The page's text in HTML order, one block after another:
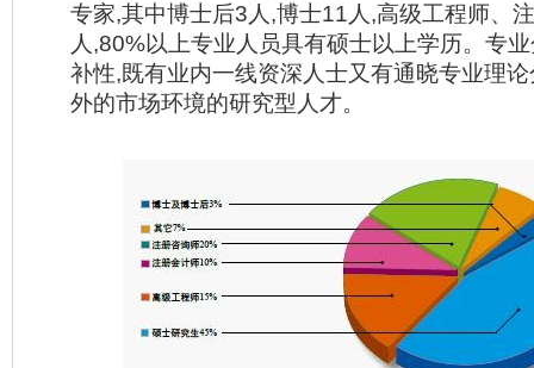
专家,其中博士后3人,博士11人,高级工程师、
人,80%以上专业人员具有硕士以上学历。专
补性,既有业内一线资深人士又有通晓专业理
外的市场环境的研究型人才。